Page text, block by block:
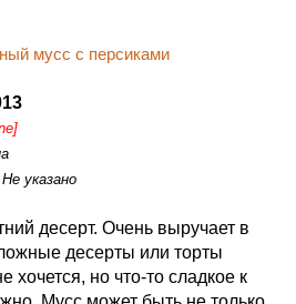
Не указано
десерт. Очень выручает в
десерты или торты
хочется, но что-то сладкое к